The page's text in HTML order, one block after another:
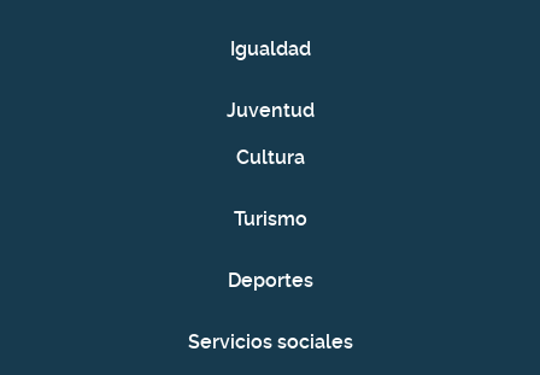
Igualdad
Juventud
Cultura
Turismo
Deportes
Servicios sociales